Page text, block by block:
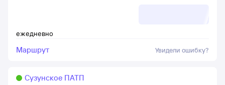
ежедневно
Маршрут Увидели ошибку?
Сузунское ПАТП